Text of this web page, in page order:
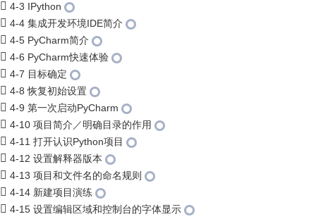
4-3 IPython
4-4 集成开发环境IDE简介
4-5 PyCharm简介
4-6 PyCharm快速体验
4-7 目标确定
4-8 恢复初始设置
4-9 第一次启动PyCharm
4-10 项目简介／明确目录的作用
4-11 打开认识Python项目
4-12 设置解释器版本
4-13 项目和文件名的命名规则
4-14 新建项目演练
4-15 设置编辑区域和控制台的字体显示